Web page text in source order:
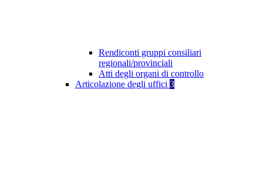
Rendiconti gruppi consiliari
regionali/provinciali
Atti degli organi di controllo
Articolazione degli uffici 3